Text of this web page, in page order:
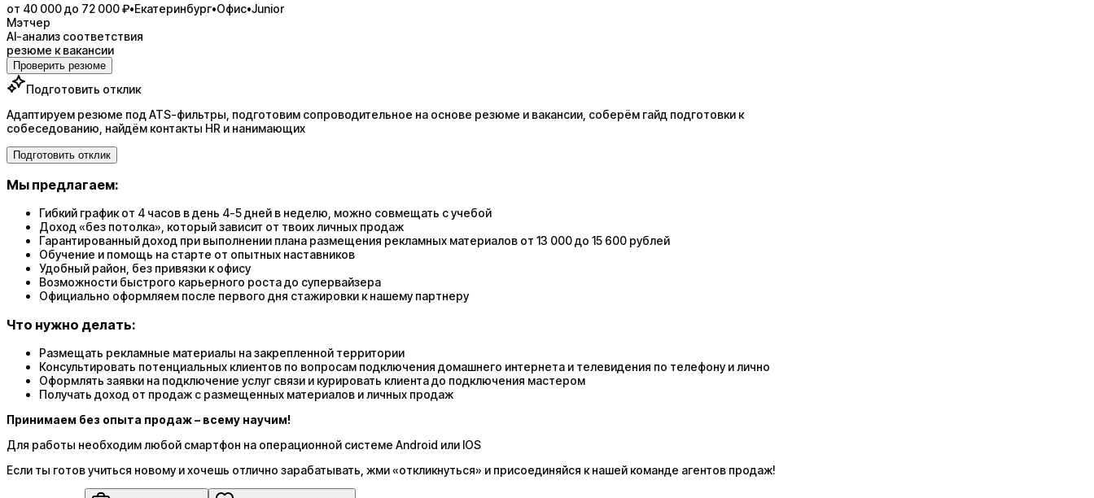
от 40 000 до 72 000 ₽•Екатеринбург•Офис•Junior
Мэтчер
AI-анализ соответствия
резюме к вакансии
Проверить резюме
Подготовить отклик
Адаптируем резюме под ATS-фильтры, подготовим сопроводительное на основе резюме и вакансии, соберём гайд подготовки к
собеседованию, найдём контакты HR и нанимающих
Подготовить отклик
Мы предлагаем:
Гибкий график от 4 часов в день 4-5 дней в неделю, можно совмещать с учебой
Доход «без потолка», который зависит от твоих личных продаж
Гарантированный доход при выполнении плана размещения рекламных материалов от 13 000 до 15 600 рублей
Обучение и помощь на старте от опытных наставников
Удобный район, без привязки к офису
Возможности быстрого карьерного роста до супервайзера
Официально оформляем после первого дня стажировки к нашему партнеру
Что нужно делать:
Размещать рекламные материалы на закрепленной территории
Консультировать потенциальных клиентов по вопросам подключения домашнего интернета и телевидения по телефону и лично
Оформлять заявки на подключение услуг связи и курировать клиента до подключения мастером
Получать доход от продаж с размещенных материалов и личных продаж
Принимаем без опыта продаж – всему научим!
Для работы необходим любой смартфон на операционной системе Android или IOS
Если ты готов учиться новому и хочешь отлично зарабатывать, жми «откликнуться» и присоединяйся к нашей команде агентов продаж!